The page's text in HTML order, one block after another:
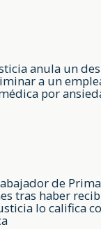
anula un
a un
por
de
tras haber
lo califica